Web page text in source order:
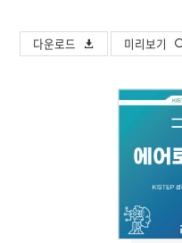
다운로드 미리보기